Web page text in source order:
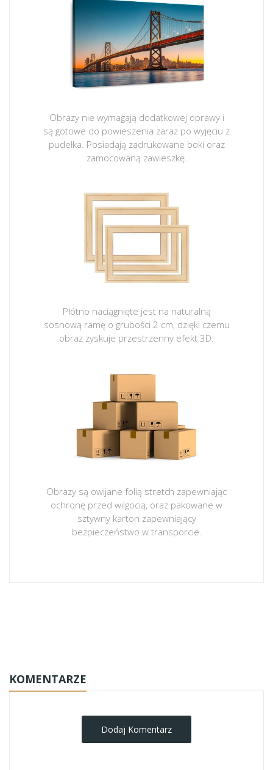
Obrazy nie wymagają dodatkowej oprawy i
są gotowe do powieszenia zaraz po wyjęciu z
pudełka. Posiadają zadrukowane boki oraz
zamocowaną zawieszkę.
Płótno naciągnięte jest na naturalną
sosnową ramę o grubości 2 cm, dzięki czemu
obraz zyskuje przestrzenny efekt 3D.
Obrazy są owijane folią stretch zapewniając
ochronę przed wilgocią, oraz pakowane w
sztywny karton zapewniający
bezpieczeństwo w transporcie.
KOMENTARZE
Dodaj Komentarz